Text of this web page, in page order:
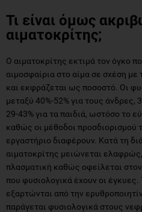
Τι είναι όμως
αιματοκρίτης;
Ο αιματοκρίτης εκτιμά τον όγκο
αιμοσφαίρια στο αίμα σε σχέση με
και εκφράζεται ως ποσοστό. Οι
μεταξύ 40%-52% για τους άνδρες,
29-43% για τα παιδιά, ωστόσο το
καθώς οι μέθοδοι προσδιορισμού
εργαστήριο διαφέρουν. Κατά τη
αιματοκρίτης μειώνεται
πλασματική καθώς οφείλεται
που φυσιολογικά έχουν οι έγκυες.
εξαρτώνται από την
παράγεται φυσιολογικά στους